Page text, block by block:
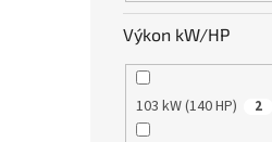
Výkon kW/HP
103 kW (140 HP) 2